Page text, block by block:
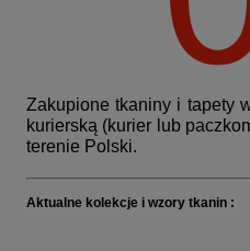
Zakupione tkaniny i tapety
kurierską (kurier lub
terenie Polski.
Aktualne kolekcje i wzory tkanin :